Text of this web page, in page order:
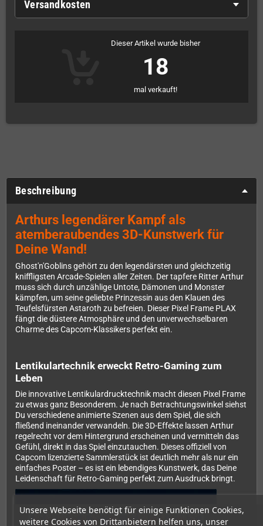
Unsere Webseite benötigt für einige Funktionen Cookies,
weitere Cookies von Drittanbietern helfen uns, unser
Versandkosten
Dieser Artikel wurde bisher
18
mal verkauft!
Beschreibung
Arthurs legendärer Kampf als
atemberaubendes 3D-Kunstwerk für
Deine Wand!
Ghost'n'Goblins gehört zu den legendärsten und gleichzeitig
kniffligsten Arcade-Spielen aller Zeiten. Der tapfere Ritter Arthur
muss sich durch unzählige Untote, Dämonen und Monster
kämpfen, um seine geliebte Prinzessin aus den Klauen des
Teufelsfürsten Astaroth zu befreien. Dieser Pixel Frame PLAX
fängt die düstere Atmosphäre und den unverwechselbaren
Charme des Capcom-Klassikers perfekt ein.
Lentikulartechnik erweckt Retro-Gaming zum
Leben
Die innovative Lentikulardrucktechnik macht diesen Pixel Frame
zu etwas ganz Besonderem. Je nach Betrachtungswinkel siehst
Du verschiedene animierte Szenen aus dem Spiel, die sich
fließend ineinander verwandeln. Die 3D-Effekte lassen Arthur
regelrecht vor dem Hintergrund erscheinen und vermitteln das
Gefühl, direkt in das Spiel einzutauchen. Dieses offiziell von
Capcom lizenzierte Sammlerstück ist deutlich mehr als nur ein
einfaches Poster – es ist ein lebendiges Kunstwerk, das Deine
Leidenschaft für Retro-Gaming perfekt zum Ausdruck bringt.